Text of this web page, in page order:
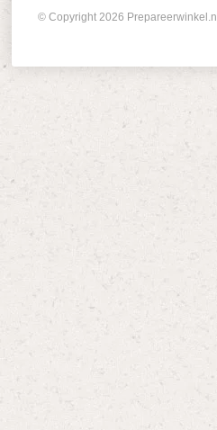
© Copyright 2026 Prepareerwinkel.nl